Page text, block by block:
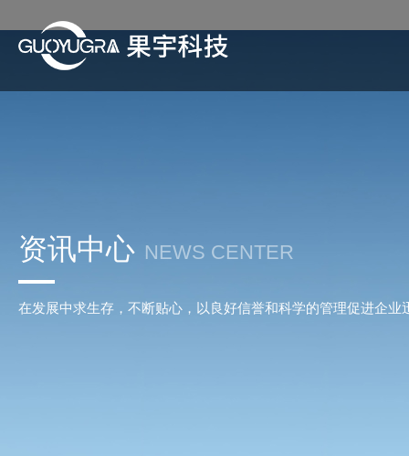
资讯中心 NEWS CENTER
在发展中求生存，不断贴心，以良好信誉和科学的管理促进企业